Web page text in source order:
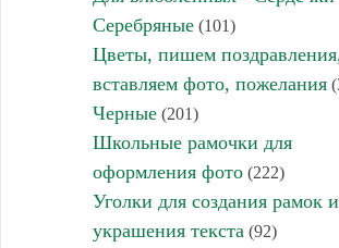
Серебряные(101)
Цветы, пишем
вставляем фото, пожелания
Черные(201)
Школьные рамочки для
оформления фото(222)
Уголки для создания рамок и
украшения текста (92)